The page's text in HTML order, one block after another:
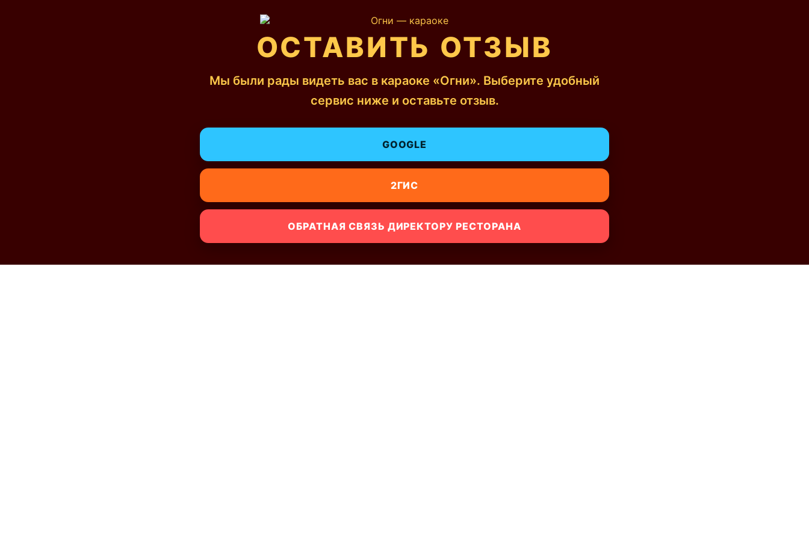
ОСТАВИТЬ ОТЗЫВ
Мы были рады видеть вас в караоке «Огни». Выберите удобный
сервис ниже и оставьте отзыв.
GOOGLE
2ГИС
ОБРАТНАЯ СВЯЗЬ ДИРЕКТОРУ РЕСТОРАНА